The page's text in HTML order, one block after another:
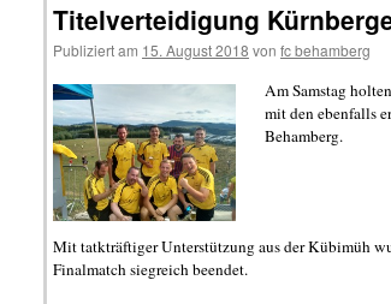
Titelverteidigung
Publiziert am 15. August 2018 von fc behamberg
Am Samstag
mit den ebenfalls
Behamberg.
Mit tatkträftiger Unterstützung aus der Kübimüh
Finalmatch siegreich beendet.